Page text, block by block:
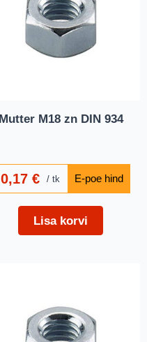
Mutter M18 zn DIN 934
0,17€ tk
Lisa korvi